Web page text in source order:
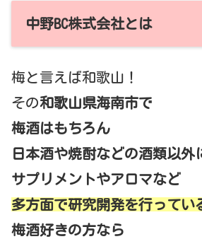
中野BC株式会社とは
梅と言えば和歌山！
その和歌山県海南市で
梅酒はもちろん
日本酒や焼酎などの酒類以外
サプリメントやアロマなど
多方面で研究開発を行ってい
梅酒好きの方なら